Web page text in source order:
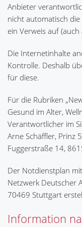
Anbieter
nicht automatisch
ein Verweis auf
Die Internetinhalte
Kontrolle. Deshalb
für diese.
Für die Rubriken
Gesund im Alter,
Verantwortlicher im
Arne Schäffler, Prinz
Fuggerstraße 14,
Der Notdienstplan
Netzwerk Deutscher
70469 Stuttgart
Information